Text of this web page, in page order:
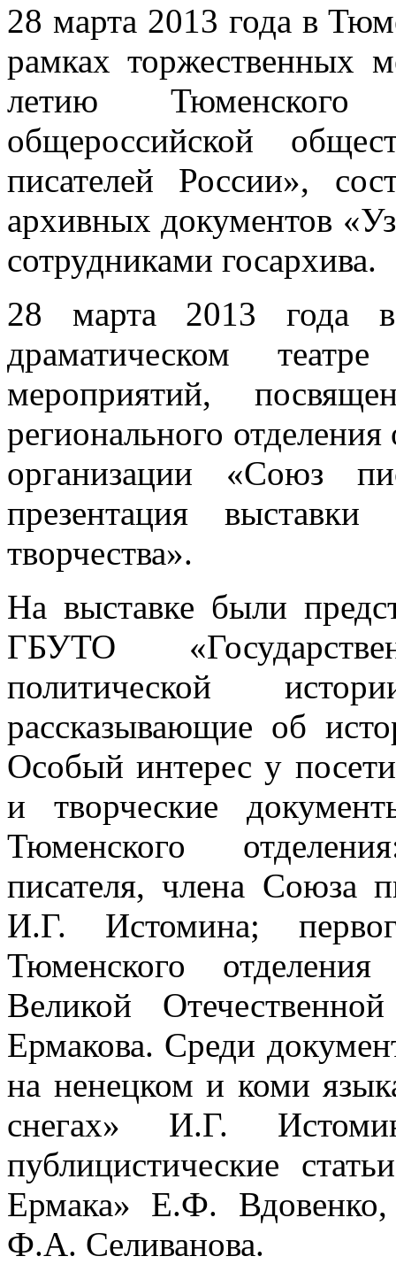
28 марта 2013 года в
рамках торжественных
летию Тюменского
общероссийской
писателей России»,
архивных документов
сотрудниками госархива.
28 марта 2013 года
драматическом
мероприятий,
регионального
организации «Союз
презентация
творчества».
На выставке были
ГБУТО
политической
рассказывающие об
Особый интерес у
и творческие
Тюменского
писателя, члена Союза
И.Г. Истомина;
Тюменского
Великой
Ермакова. Среди
на ненецком и коми
снегах» И.Г.
публицистические
Ермака» Е.Ф. Вдовенко,
Ф.А. Селиванова.